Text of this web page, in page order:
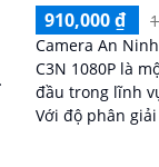
910,000 ₫
Camera An
C3N 1080P là
đầu trong lĩnh
Với độ phân giải